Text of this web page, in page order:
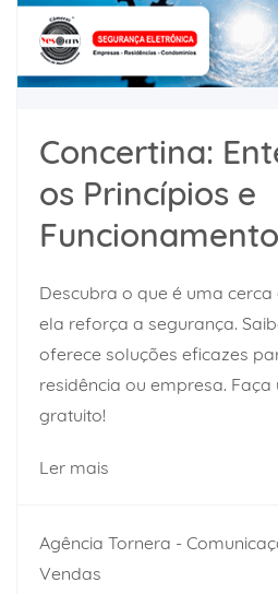
Concertina:
os Princípios e
Funcionamento
Descubra o que é uma
ela reforça a segurança.
oferece soluções eficazes
residência ou empresa.
gratuito!
Ler mais
Agência Tornera -
Vendas